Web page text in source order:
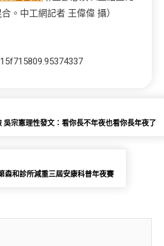
。中工網記者 王偉偉 攝）
吳宗憲理性發文：看你長不年夜也看你長年夜了
森和診所減重三屆安康科普年夜賽